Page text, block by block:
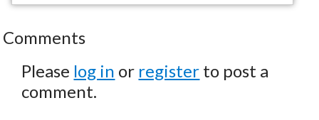
Comments
Please log in or register to post a
comment.